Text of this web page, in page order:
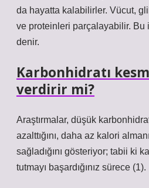
da hayatta kalabilirler. Vücut,
ve proteinleri parçalayabilir. Bu
denir.
Karbonhidratı
verdirir mi?
Araştırmalar, düşük
azalttığını, daha az kalori
sağladığını gösteriyor; tabii ki
tutmayı başardığınız sürece (1).